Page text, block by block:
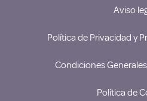
Aviso
Política de Privacidad y
Condiciones
Política de